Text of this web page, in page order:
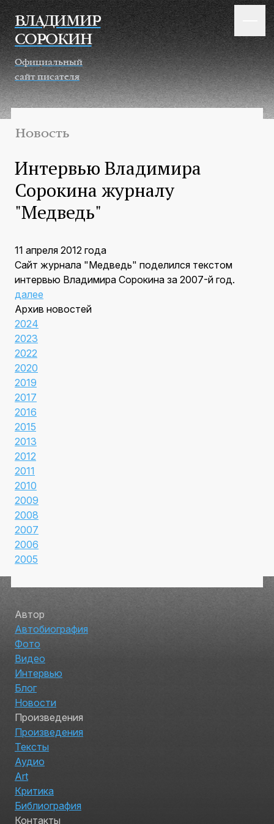
Перейти к основному содержанию
ВЛАДИМИР
СОРОКИН
Официальный
сайт писателя
Новость
Интервью Владимира
Сорокина журналу
"Медведь"
11 апреля 2012 года
Сайт журнала "Медведь" поделился текстом
интервью Владимира Сорокина за 2007-й год.
далее
Архив новостей
2024
2023
2022
2020
2019
2017
2016
2015
2013
2012
2011
2010
2009
2008
2007
2006
2005
Автор
Автобиография
Фото
Видео
Интервью
Блог
Новости
Произведения
Произведения
Тексты
Аудио
Art
Критика
Библиография
Контакты